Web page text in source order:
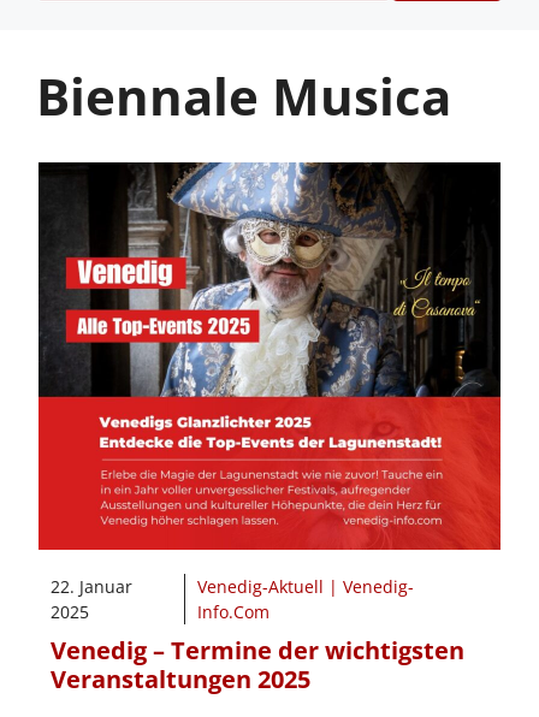
Biennale Musica
22. Januar
2025
Venedig-Aktuell | Venedig-
Info.Com
Venedig – Termine der wichtigsten
Veranstaltungen 2025